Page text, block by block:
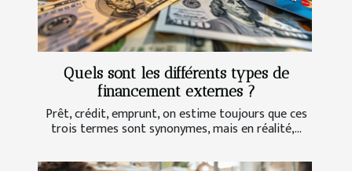
Quels sont les différents types de
financement externes ?
Prêt, crédit, emprunt, on estime toujours que ces
trois termes sont synonymes, mais en réalité,...